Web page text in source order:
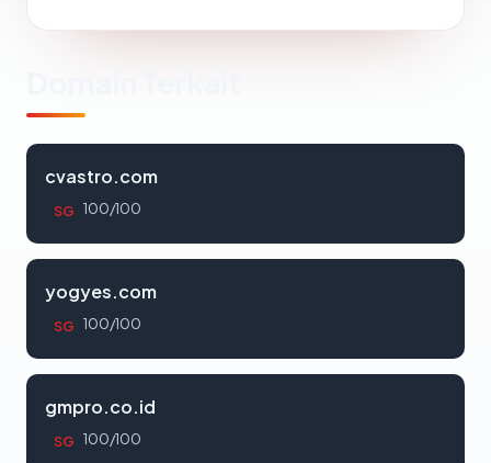
cvastro.com
SG 100/100
yogyes.com
SG 100/100
gmpro.co.id
SG 100/100